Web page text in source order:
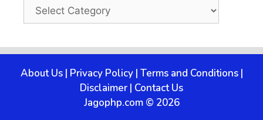
About Us| Privacy Policy| Terms and Conditions|
Disclaimer | Contact Us
Jagophp.com © 2026